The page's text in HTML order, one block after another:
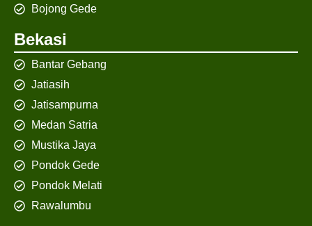
Bojong Gede
Bekasi
Bantar Gebang
Jatiasih
Jatisampurna
Medan Satria
Mustika Jaya
Pondok Gede
Pondok Melati
Rawalumbu